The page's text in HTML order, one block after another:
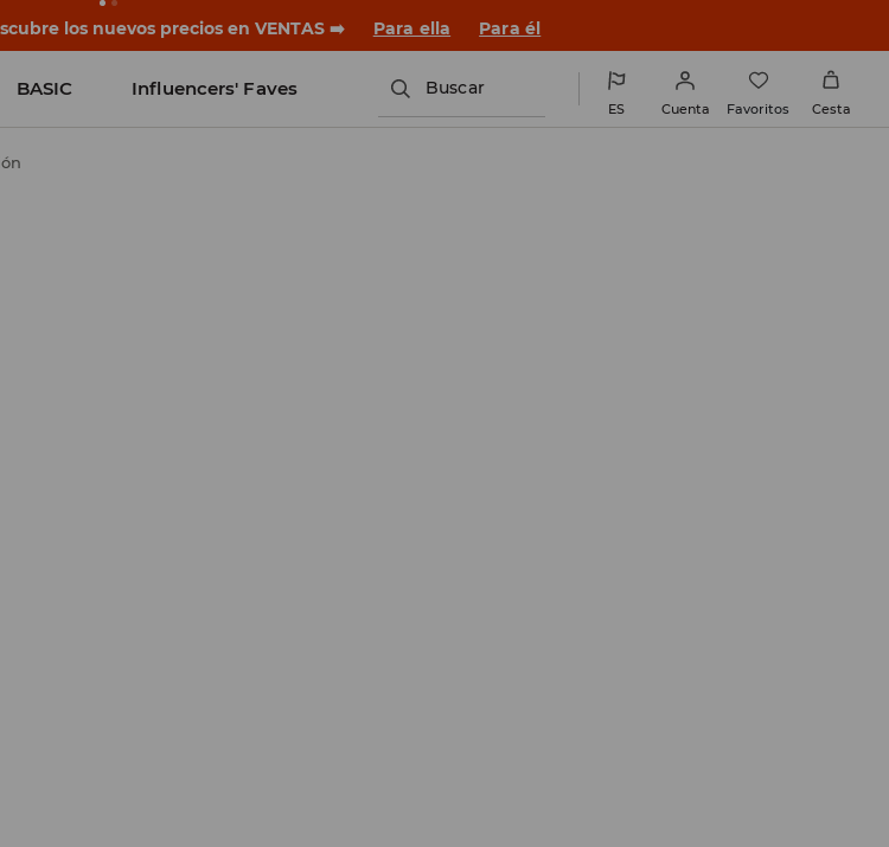
los nuevos precios en VENTAS ➡️ Para ella Para él
BASIC Influencers' Faves Buscar
ES Cuenta Favoritos Cesta